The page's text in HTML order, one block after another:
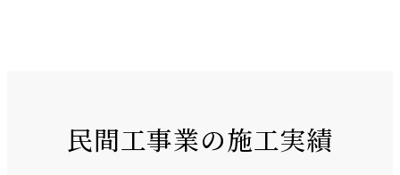
民間工事業の施工実績